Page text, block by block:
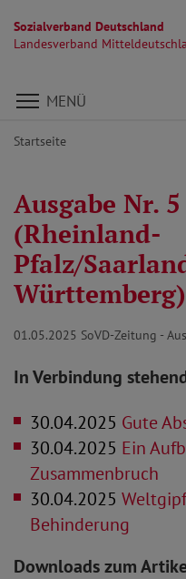
Sozialverband Deutschland
Landesverband
Direkt zu den Inhalten
MENÜ
Startseite
Ausgabe Nr.
(Rheinland-
Pfalz/
Württemberg)
01.05.2025 SoVD-Zeitung -
In Verbindung
30.04.2025 Gute
30.04.2025 Ein
Zusammenbruch
30.04.2025
Behinderung
Downloads zum